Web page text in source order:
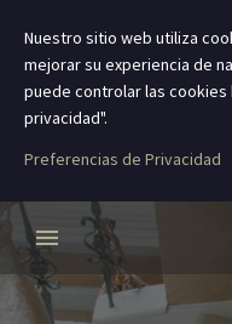
Nuestro sitio web utiliza
mejorar su experiencia de
puede controlar las
privacidad".
Preferencias de Privacidad